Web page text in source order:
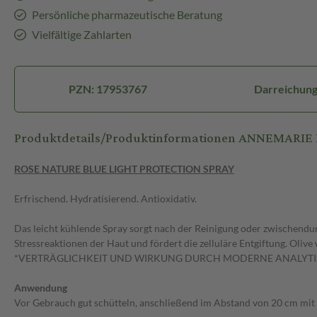
Persönliche pharmazeutische Beratung
Vielfältige Zahlarten
PZN: 17953767
Produktdetails/Produktinformationen ANNEMARIE
ROSE NATURE BLUE LIGHT PROTECTION SPRAY
Erfrischend. Hydratisierend. Antioxidativ.
Das leicht kühlende Spray sorgt nach der Reinigung oder
Stressreaktionen der Haut und fördert die zelluläre Entgiftung.
*VERTRÄGLICHKEIT UND WIRKUNG DURCH MODERNE
Anwendung
Vor Gebrauch gut schütteln, anschließend im Abstand von 20 cm